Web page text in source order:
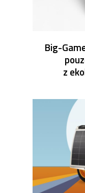
Big-
z